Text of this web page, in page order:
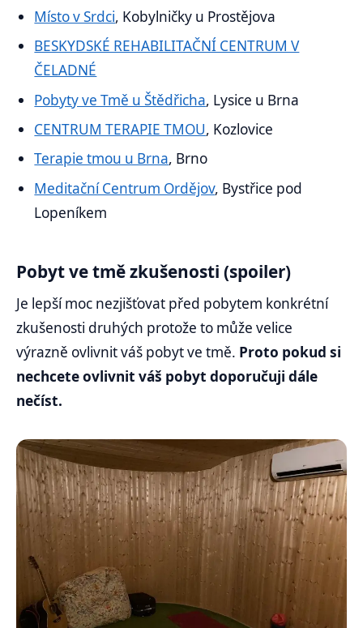
Místo v Srdci, Kobylničky u Prostějova
BESKYDSKÉ REHABILITAČNÍ CENTRUM V
ČELADNÉ
Pobyty ve Tmě u Štědřicha, Lysice u Brna
CENTRUM TERAPIE TMOU, Kozlovice
Terapie tmou u Brna, Brno
Meditační Centrum Ordějov, Bystřice pod
Lopeníkem
Pobyt ve tmě zkušenosti (spoiler)
Je lepší moc nezjišťovat před pobytem konkrétní
zkušenosti druhých protože to může velice
výrazně ovlivnit váš pobyt ve tmě. Proto pokud si
nechcete ovlivnit váš pobyt doporučuji dále
nečíst.